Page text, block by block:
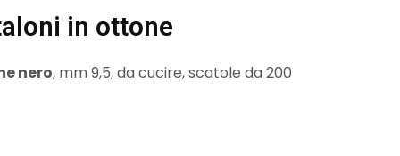
in ottone
nero, mm 9,5, da cucire, scatole da 200